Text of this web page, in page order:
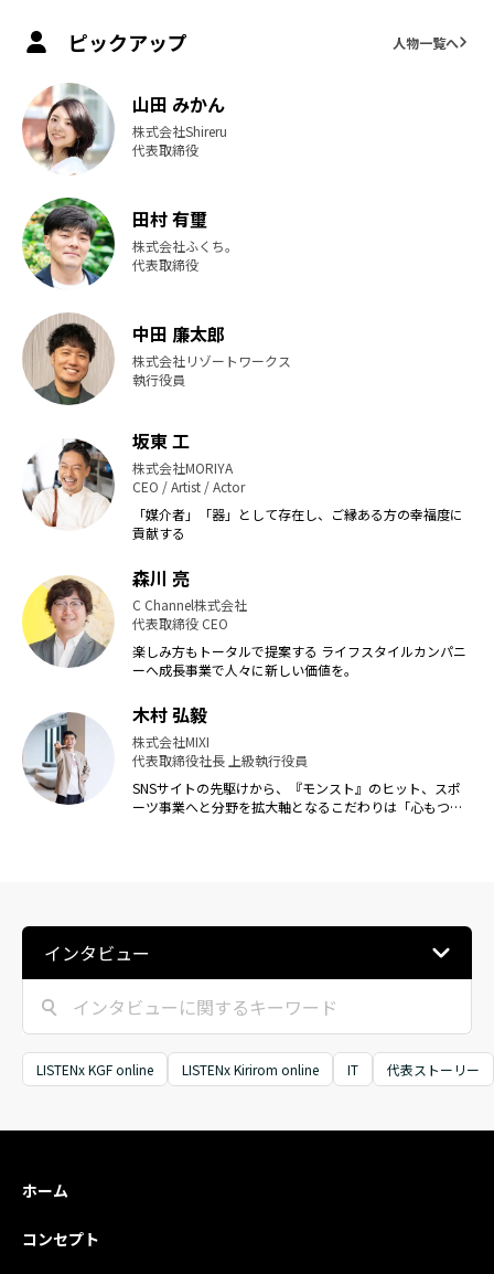
ピックアップ 人物一覧へ
山田 みかん
株式会社Shireru
代表取締役
田村 有璽
株式会社ふくち。
代表取締役
中田 廉太郎
株式会社リゾートワークス
執行役員
坂東 工
株式会社MORIYA
CEO / Artist / Actor
「媒介者」「器」として存在し、ご縁ある方の幸福度に
貢献する
森川 亮
C Channel株式会社
代表取締役 CEO
楽しみ方もトータルで提案する ライフスタイルカンパニ
ーへ成長事業で人々に新しい価値を。
木村 弘毅
株式会社MIXI
代表取締役社長 上級執行役員
SNSサイトの先駆けから、『モンスト』のヒット、スポ
ーツ事業へと分野を拡大軸となるこだわりは「心もつな
インタビュー
LISTENx KGF online LISTENx Kirirom online IT 代表ストーリー
ホーム
コンセプト